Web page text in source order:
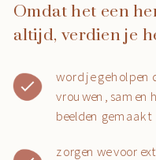
zorgen we voor
word je geholpen
vrouwen, samen
beelden gemaakt
Omdat het een
altijd, verdien je